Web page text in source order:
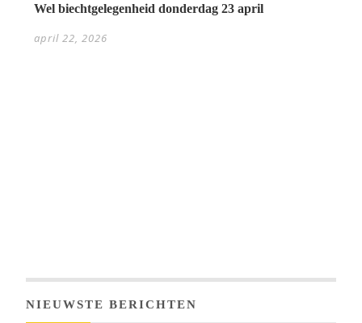
Wel biechtgelegenheid donderdag 23 april
april 22, 2026
NIEUWSTE BERICHTEN